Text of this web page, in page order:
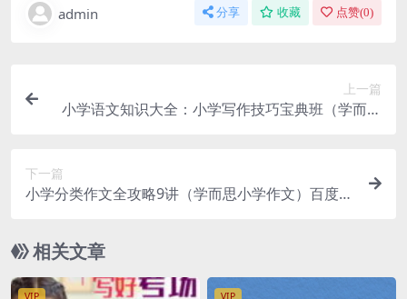
admin 分享 收藏 点赞(0)
上一篇
小学语文知识大全：小学写作技巧宝典班（学而思
下一篇
小学分类作文全攻略9讲（学而思小学作文）百度网
相关文章
VIP VIP